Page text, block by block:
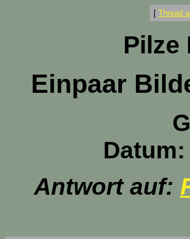
[ Thread
Pilze
Einpaar
Antwort auf: